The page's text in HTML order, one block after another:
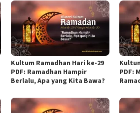
Kultum Ramadhan Hari ke-29
PDF: Ramadhan Hampir
Berlalu, Apa yang Kita Bawa?
PDF: